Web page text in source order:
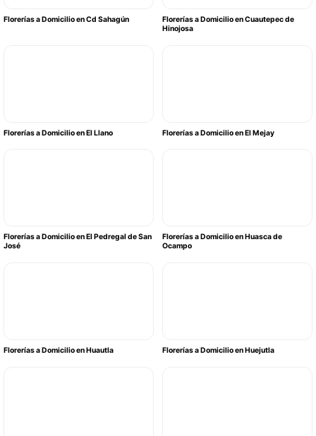
Florerías a Domicilio en Cd Sahagún
Florerías a Domicilio en Cuautepec de
Hinojosa
Florerías a Domicilio en El Llano Florerías a Domicilio en El Mejay
Florerías a Domicilio en El Pedregal de San
José
Florerías a Domicilio en Huasca de
Ocampo
Florerías a Domicilio en Huautla Florerías a Domicilio en Huejutla